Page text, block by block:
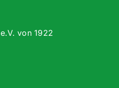
von 1922